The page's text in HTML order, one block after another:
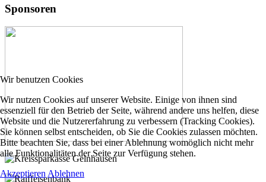
Sponsoren
Wir benutzen Cookies
Wir nutzen Cookies auf unserer Website. Einige von ihnen sind
essenziell für den Betrieb der Seite, während andere uns helfen, diese
Website und die Nutzererfahrung zu verbessern (Tracking Cookies).
Sie können selbst entscheiden, ob Sie die Cookies zulassen möchten.
Bitte beachten Sie, dass bei einer Ablehnung womöglich nicht mehr
alle Funktionalitäten der Seite zur Verfügung stehen.
Akzeptieren Ablehnen